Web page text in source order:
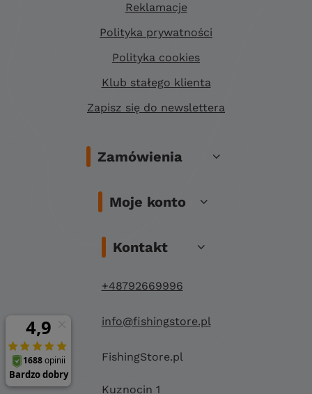
Reklamacje
Polityka prywatności
Polityka cookies
Klub stałego klienta
Zapisz się do newslettera
Zamówienia
Moje konto
Kontakt
+48792669996
info@fishingstore.pl
FishingStore.pl
Kuznocin 1